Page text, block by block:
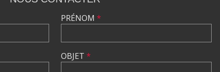
PRÉNOM *
OBJET *